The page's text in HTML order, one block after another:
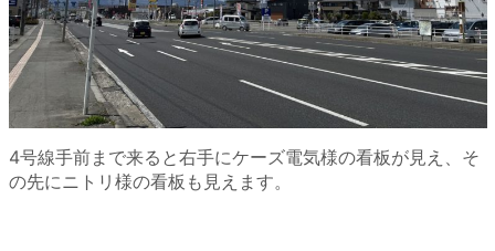
4号線手前まで来ると右手にケーズ電気様の看板が見え、そ
の先にニトリ様の看板も見えます。